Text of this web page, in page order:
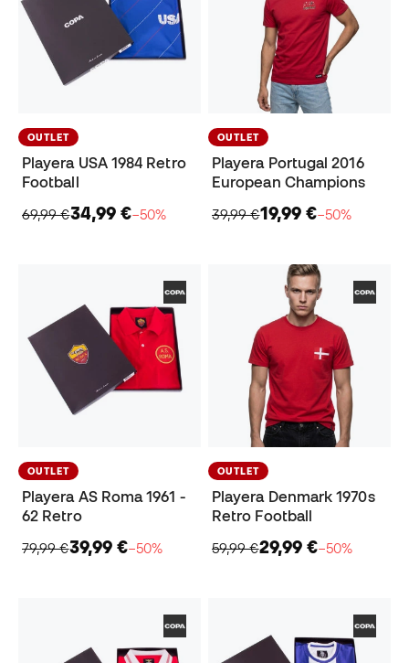
OUTLET
Playera USA 1984 Retro
Football
69,99 €34,99 €−50%
OUTLET
Playera Portugal 2016
European Champions
39,99 €19,99 €−50%
OUTLET
Playera AS Roma 1961 -
62 Retro
79,99 €39,99 €−50%
OUTLET
Playera Denmark 1970s
Retro Football
59,99 €29,99 €−50%